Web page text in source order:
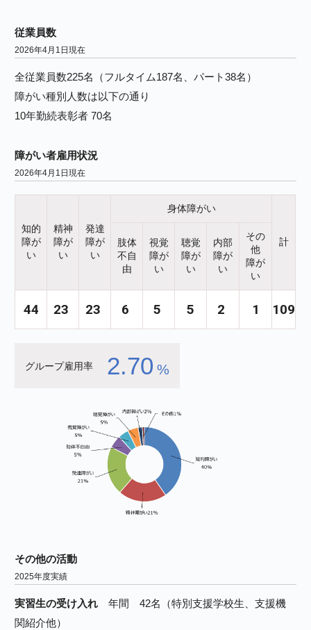
従業員数
2026年4月1日現在
全従業員数225名（フルタイム187名、パート38名）
障がい種別人数は以下の通り
10年勤続表彰者 70名
障がい者雇用状況
2026年4月1日現在
知的
障が
い
精神
障が
い
発達
障が
い
身体障がい
計
肢体
不自
由
視覚
障が
い
聴覚
障が
い
内部
障が
い
その
他
障が
い
44 23 23 6 5 5 2 1 109
グループ雇用率 2.70 %
その他の活動
2025年度実績
実習生の受け入れ 年間 42名（特別支援学校生、支援機
関紹介他）